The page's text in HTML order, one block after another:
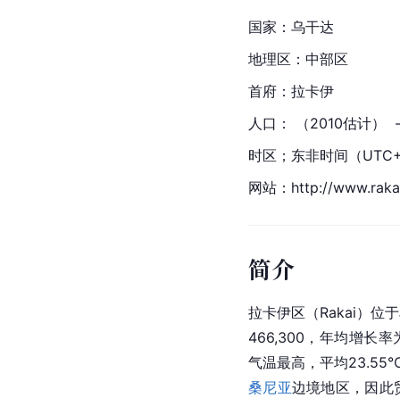
国家：乌干达
地理区：中部区
首府：拉卡伊
人口： （2010估计）
时区；东非时间（
网站：http://
简介
拉卡伊区（Rakai）位
466,300，年均增长
气温最高，平均
桑尼亚边境地区，因此